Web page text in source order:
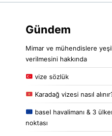
Gündem
Mimar ve mühendislere
verilmesini hakkında
vize sözlük
Karadağ vizesi nasıl
basel havalimanı & 3
noktası